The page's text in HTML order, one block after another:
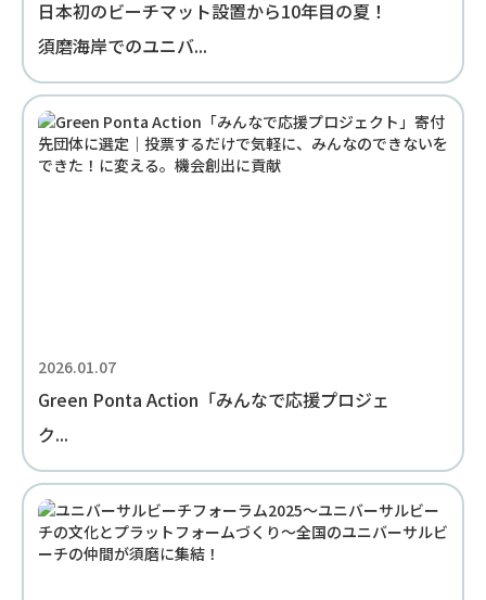
日本初のビーチマット設置から10年目の夏！
須磨海岸でのユニバ...
2026.01.07
Green Ponta Action「みんなで応援プロジェ
ク...